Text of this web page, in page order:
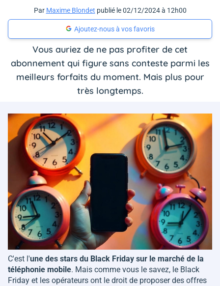
Par Maxime Blondet publié le 02/12/2024 à 12h00
Ajoutez-nous à vos favoris
Vous auriez de ne pas profiter de cet
abonnement qui figure sans conteste parmi les
meilleurs forfaits du moment. Mais plus pour
très longtemps.
C'est l'une des stars du Black Friday sur le marché de la
téléphonie mobile. Mais comme vous le savez, le Black
Friday et les opérateurs ont le droit de proposer des offres